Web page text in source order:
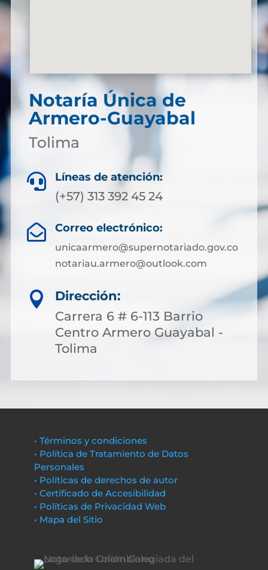
Notaría Única de
Armero-Guayabal
Tolima
 Líneas de atención:
(+57) 313 392 45 24
 Correo electrónico:
unicaarmero@supernotariado.gov.co
notariau.armero@outlook.com

Dirección:
Carrera 6 # 6-113 Barrio
Centro Armero Guayabal -
Tolima
• Términos y condiciones
• Política de Tratamiento de Datos
Personales
• Políticas de derechos de autor
• Certificado de Accesibilidad
• Políticas de Privacidad Web
• Mapa del Sitio